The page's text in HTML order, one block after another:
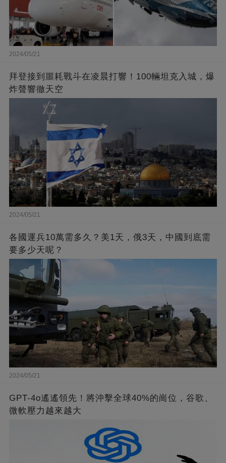
2024/05/21
拜登接到噩耗戰斗在凌晨打響！100輛坦克入城，爆
炸聲響徹天空
2024/05/21
各國運兵10萬需多久？美1天，俄3天，中國到底需
要多少天呢？
2024/05/21
GPT-4o遙遙領先！將沖擊全球40%的崗位，谷歌、
微軟壓力越來越大